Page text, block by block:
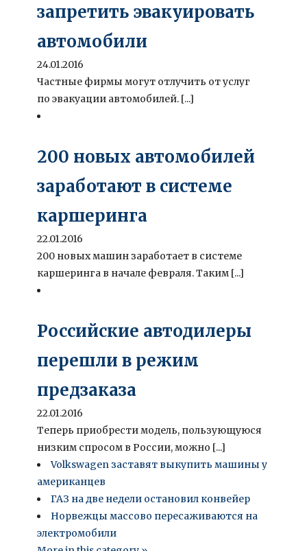
запретить эвакуировать
автомобили
24.01.2016
Частные фирмы могут отлучить от услуг
по эвакуации автомобилей. [...]
200 новых автомобилей
заработают в системе
каршеринга
22.01.2016
200 новых машин заработает в системе
каршеринга в начале февраля. Таким [...]
Российские автодилеры
перешли в режим
предзаказа
22.01.2016
Теперь приобрести модель, пользующуюся
низким спросом в России, можно [...]
Volkswagen заставят выкупить машины у
американцев
ГАЗ на две недели остановил конвейер
Норвежцы массово пересаживаются на
электромобили